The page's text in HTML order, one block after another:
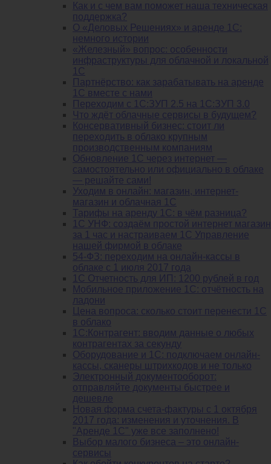
Как и с чем вам поможет наша техническая
поддержка?
О «Деловых Решениях» и аренде 1С:
немного истории
«Железный» вопрос: особенности
инфраструктуры для облачной и локальной
1С
Партнёрство: как зарабатывать на аренде
1С вместе с нами
Переходим с 1С:ЗУП 2.5 на 1С:ЗУП 3.0
Что ждёт облачные сервисы в будущем?
Консервативный бизнес: стоит ли
переходить в облако крупным
производственным компаниям
Обновление 1С через интернет —
самостоятельно или официально в облаке
— решайте сами!
Уходим в онлайн: магазин, интернет-
магазин и облачная 1С
Тарифы на аренду 1С: в чём разница?
1С УНФ: создаём простой интернет магазин
за 1 час и настраиваем 1С Управление
нашей фирмой в облаке
54-ФЗ: переходим на онлайн-кассы в
облаке с 1 июля 2017 года
1С Отчетность для ИП: 1200 рублей в год
Мобильное приложение 1С: отчётность на
ладони
Цена вопроса: сколько стоит перенести 1С
в облако
1С:Контрагент: вводим данные о любых
контрагентах за секунду
Оборудование и 1С: подключаем онлайн-
кассы, сканеры штрихкодов и не только
Электронный документооборот:
отправляйте документы быстрее и
дешевле
Новая форма счета-фактуры с 1 октября
2017 года: изменения и уточнения. В
"Аренде 1С" уже все заполнено!
Выбор малого бизнеса – это онлайн-
сервисы